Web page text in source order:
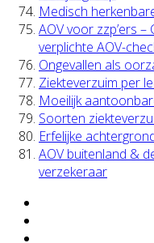
Medisch
AOV voor zzp’ers –
verplichte AOV-
Ongevallen als
Ziekteverzuim per
Moeilijk
Soorten
Erfelijke
AOV buitenland &
verzekeraar